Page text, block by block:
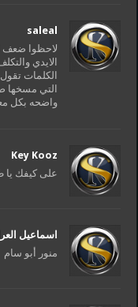
saleal
لاحظوا ضعف
الايدي
الكلمات
التي مسخها
واضحه بكل
Key Kooz
على كيفك
اسماعيل
منور أبو سام